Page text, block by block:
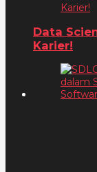
Karier!
Data
Karier!